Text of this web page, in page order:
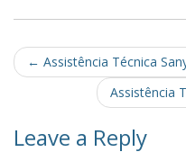
Post
navigation
← Assistência Técnica
Assistência
Leave a Reply